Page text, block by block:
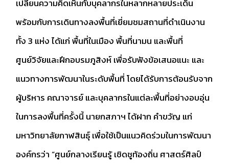
เปลี่ยนความคิดเห็นกับบุคลากรในหลากหลายประเด็น
พร้อมกับการเดินทางลงพื้นที่เยี่ยมชมสถานที่ดำเนินงาน
ทั้ง 3 แห่ง ได้แก่ พื้นที่ในเมือง พื้นที่นามน และพื้นที่
ศูนย์วิจัยและฝึกอบรมภูสิงห์ เพื่อรับฟังข้อเสนอแนะ และ
แนวทางการพัฒนาในระดับพื้นที่ โดยได้รับการต้อนรับจาก
ผู้บริหาร คณาจารย์ และบุคลากรในแต่ละพื้นที่อย่างอบอุ่น
ในการลงพื้นที่ครั้งนี้ นายกสภาฯ ได้ฝาก คำขวัญ แก่
มหาวิทยาลัยกาฬสินธุ์ เพื่อใช้เป็นแนวคิดร่วมในการพัฒนา
องค์กรว่า “ศูนย์กลางเรียนรู้ เชิดชูท้องถิ่น ศาสตร์ศิลป์